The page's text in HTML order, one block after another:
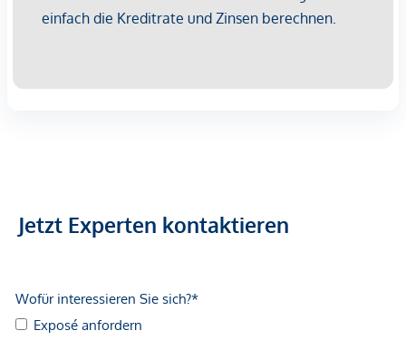
Jetzt Experten kontaktieren